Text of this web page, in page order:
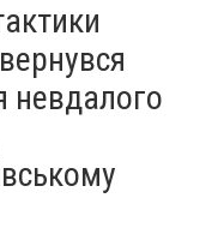
невдалого